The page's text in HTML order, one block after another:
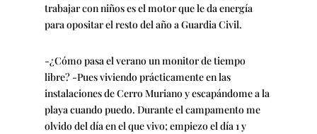
trabajar con niños es el motor que le da energía
para opositar el resto del año a Guardia Civil.
-¿Cómo pasa el verano un monitor de tiempo
libre? -Pues viviendo prácticamente en las
instalaciones de Cerro Muriano y escapándome a la
playa cuando puedo. Durante el campamento me
olvido del día en el que vivo; empiezo el día 1 y